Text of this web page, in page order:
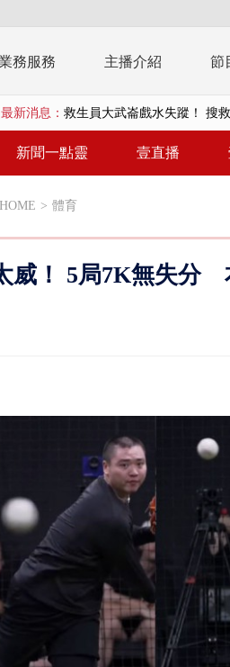
務服務 主播介紹 節
最新消息： 救生員大武崙戲水失蹤！ 搜
狠詐慈濟「10.8億」 名律師
EZ WAY個資爭議 連戰媳婦
新聞一點靈 壹直播
HOME > 體育
威！ 5局7K無失分